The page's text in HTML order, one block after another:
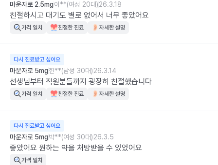
마운자로 2.5mg이**(여성 20대)26.3.18
친절하시고 대기도 별로 없어서 너무 좋았어요
가격 일치 친절한 진료 자세한 설명
다시 진료받고 싶어요
마운자로 5mg한**(남성 30대)26.3.14
선생님부터 직원분들까지 굉장히 친절했습니다
가격 일치 친절한 진료 자세한 설명
다시 진료받고 싶어요
마운자로 5mg박**(여성 30대)26.3.5
좋았어요 원하는 약을 처방받을 수 있었어요
가격 일치